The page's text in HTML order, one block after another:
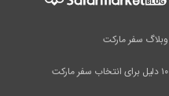
وبلاگ سفر مارکت
۱۰ دلیل برای انتخاب سفر مارکت